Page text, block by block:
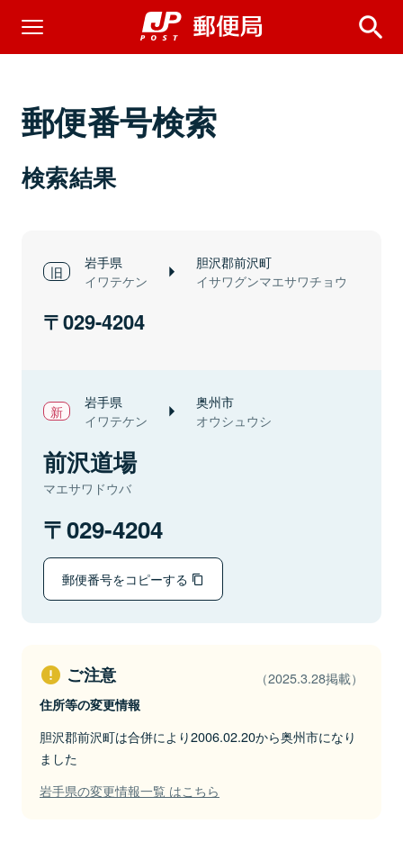
郵便番号検索
検索結果
岩手県
イワテケン
胆沢郡前沢町
イサワグンマエサワチョウ
029-4204
岩手県
イワテケン
奥州市
オウシュウシ
前沢道場
マエサワドウバ
029-4204
郵便番号をコピーする
ご注意 （2025.3.28掲載）
住所等の変更情報
胆沢郡前沢町は合併により2006.02.20から奥州市になり
ました
岩手県の変更情報一覧 はこちら